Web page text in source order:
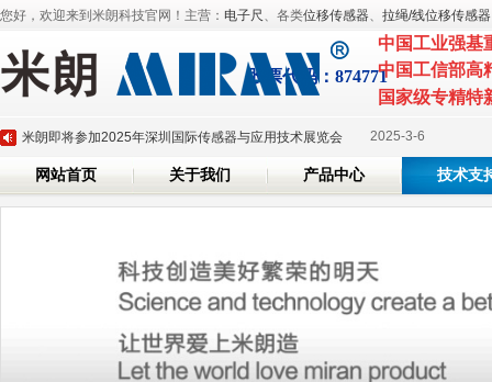
您好，欢迎来到米朗科技官网！主营： 电子尺 、各类位移传感器、 拉绳/线位移传感器
股票代 码：874771
中国工业强基
中国工信部高
国家级专精特
深圳市米朗科技有限公司展会邀请：CHINAPLAS 2025 国际橡塑展 2025-3-
米朗即将参加2025年深圳国际传感器与应用技术展览会 2025-3-6
磁致伸缩位移传感器系列产品全面升级 2024-7-26
米朗科技荣任湖北省传感器行业协会副会长单位证书 2024-6-7
深圳市米朗科技有限公司展会邀请：CHINAPLAS 2025 国际橡塑展 2025-3-
米朗即将参加2025年深圳国际传感器与应用技术展览会
磁致伸缩位移传感器系列产品全面升级 2024-7-26
网站首页 关于我们 产品中心 技术支